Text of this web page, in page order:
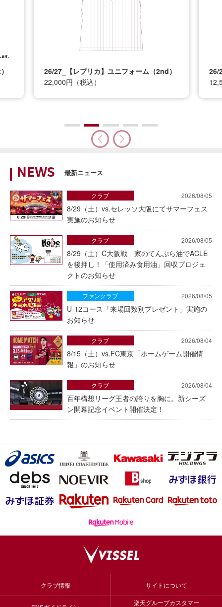
26/27_【レプリカ】ユニフォーム（2nd）
22,000円（税込）
26/
NEWS 最新ニュース
2026/08/05
8/29（土）vs.セレッソ大阪にてサマーフェス
実施のお知らせ
クラブ
2026/08/05
8/29（土）C大阪戦 家のてんぷら油でACLE
を後押し！「使用済み食用油」回収プロジェ
クトのお知らせ
クラブ
2026/08/05
U-12コース「来場回数別プレゼント」実施の
お知らせ
ファンクラブ
2026/08/04
8/15（土）vs.FC東京「ホームゲーム開催情
報」のお知らせ
クラブ
2026/08/04
百年構想リーグ王者の誇りを胸に。新シーズ
ン開幕記念イベント開催決定！
クラブ
クラブ情報 サイトについて
楽天グループカスタマー